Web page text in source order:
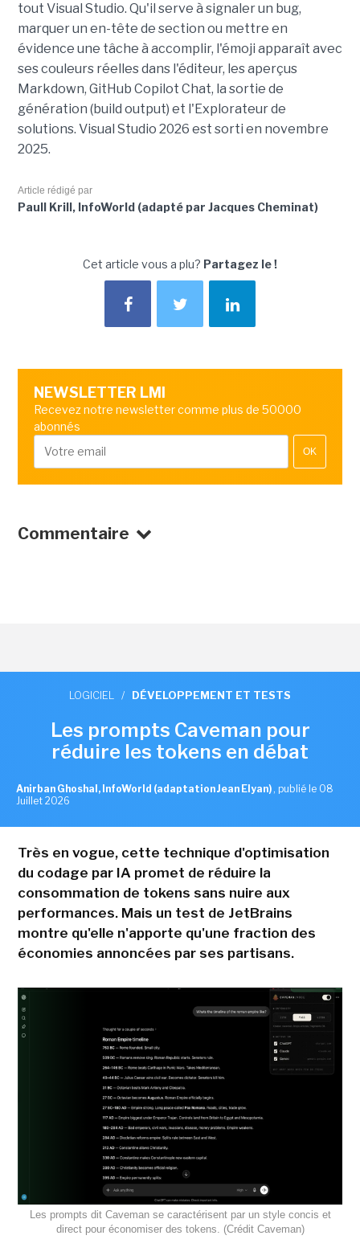
tout Visual Studio. Qu'il serve à signaler un bug,
marquer un en-tête de section ou mettre en
évidence une tâche à accomplir, l'émoji apparaît avec
ses couleurs réelles dans l'éditeur, les aperçus
Markdown, GitHub Copilot Chat, la sortie de
génération (build output) et l'Explorateur de
solutions. Visual Studio 2026 est sorti en novembre
2025.
Article rédigé par
Paull Krill, InfoWorld (adapté par Jacques Cheminat)
Cet article vous a plu? Partagez le !
NEWSLETTER LMI
Recevez notre newsletter comme plus de 50000
abonnés
OK
Commentaire
LOGICIEL / DÉVELOPPEMENT ET TESTS
Les prompts Caveman pour
réduire les tokens en débat
Anirban Ghoshal, InfoWorld (adaptation Jean Elyan) , publié le 08
Juillet 2026
Très en vogue, cette technique d'optimisation
du codage par IA promet de réduire la
consommation de tokens sans nuire aux
performances. Mais un test de JetBrains
montre qu'elle n'apporte qu'une fraction des
économies annoncées par ses partisans.
Les prompts dit Caveman se caractérisent par un style concis et
direct pour économiser des tokens. (Crédit Caveman)